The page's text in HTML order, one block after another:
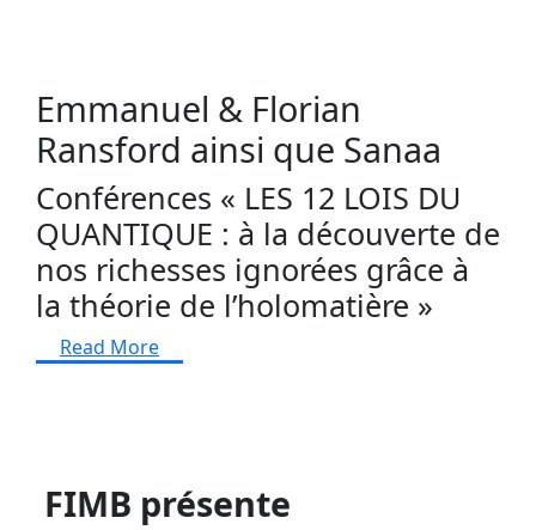
Emmanuel & Florian
Ransford ainsi que Sanaa
Conférences « LES 12 LOIS DU
QUANTIQUE : à la découverte de
nos richesses ignorées grâce à
la théorie de l’holomatière »
Read More
FIMB présente